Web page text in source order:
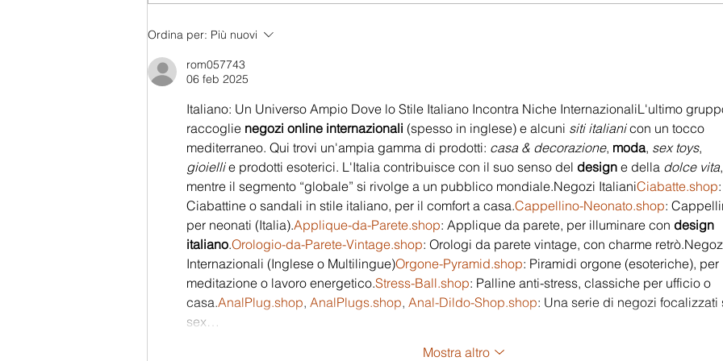
Ordina per: Più nuovi
rom057743
06 feb 2025
Italiano: Un Universo Ampio Dove lo Stile Italiano Incontra Niche InternazionaliL'ultimo
raccoglie negozi online internazionali (spesso in inglese) e alcuni siti italiani con un tocco
mediterraneo. Qui trovi un'ampia gamma di prodotti: casa & decorazione, moda, sex toys,
gioielli e prodotti esoterici. L'Italia contribuisce con il suo senso del design e della dolce vita,
mentre il segmento “globale” si rivolge a un pubblico mondiale.Negozi ItalianiCiabatte.shop:
Ciabattine o sandali in stile italiano, per il comfort a casa.Cappellino-Neonato.shop:
per neonati (Italia).Applique-da-Parete.shop: Applique da parete, per illuminare con design
italiano.Orologio-da-Parete-Vintage.shop: Orologi da parete vintage, con charme
Internazionali (Inglese o Multilingue)Orgone-Pyramid.shop: Piramidi orgone (esoteriche), per
meditazione o lavoro energetico.Stress-Ball.shop: Palline anti-stress, classiche per ufficio o
casa.AnalPlug.shop, AnalPlugs.shop, Anal-Dildo-Shop.shop: Una serie di negozi focalizzati
sex…
Mostra altro